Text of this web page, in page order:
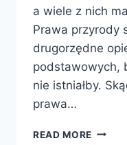
a wiele z nich
Prawa przyrody
drugorzędne
podstawowych,
nie istniałby.
prawa…
READ MORE